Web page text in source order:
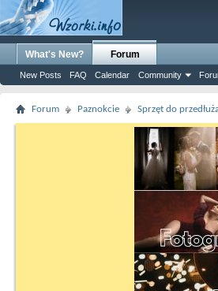
What's New? Forum
New Posts FAQ Calendar Community
Forum Paznokcie Sprzęt do